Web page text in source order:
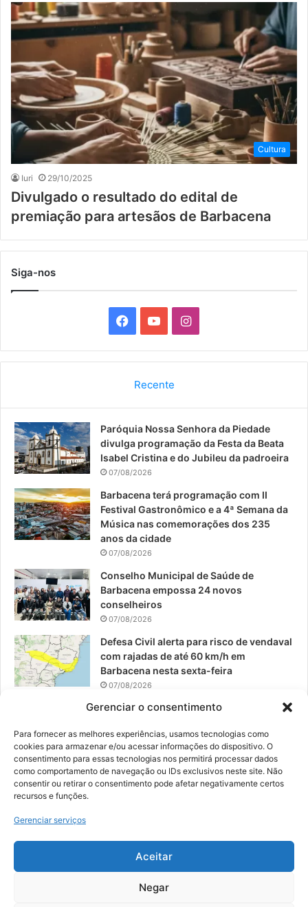
Gerenciar o consentimento
Para fornecer as melhores experiências, usamos tecnologias como
cookies para armazenar e/ou acessar informações do dispositivo. O
consentimento para essas tecnologias nos permitirá processar dados
como comportamento de navegação ou IDs exclusivos neste site. Não
consentir ou retirar o consentimento pode afetar negativamente certos
recursos e funções.
Gerenciar serviços
Aceitar
Negar
Cultura
Iuri 29/10/2025
Divulgado o resultado do edital de
premiação para artesãos de Barbacena
Siga-nos
a
b
o
k
o
u
b
I
n
a
g
a
Recente
Paróquia Nossa Senhora da Piedade
divulga programação da Festa da Beata
Isabel Cristina e do Jubileu da padroeira
07/08/2026
Barbacena terá programação com II
Festival Gastronômico e a 4ª Semana da
Música nas comemorações dos 235
anos da cidade
07/08/2026
Conselho Municipal de Saúde de
Barbacena empossa 24 novos
conselheiros
07/08/2026
Defesa Civil alerta para risco de vendaval
com rajadas de até 60 km/h em
Barbacena nesta sexta-feira
07/08/2026
EPCAR tem a melhor nota do IDEB no
06/08/2026
© 2026, Todos os direitos reservados | Desenvolvido por:
Digital Business| Hospedado por:NP Publicidade
Fale Conosco
Sobre Nós
Política de Segurança e Privacidade